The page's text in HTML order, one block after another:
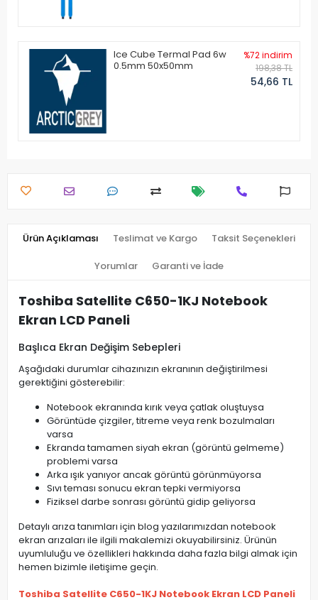
Ice Cube Termal Pad 6w
0.5mm 50x50mm
%72 indirim
198,38 TL
54,66 TL
Ürün Açıklaması Teslimat ve Kargo Taksit Seçenekleri
Yorumlar Garanti ve İade
Toshiba Satellite C650-1KJ Notebook
Ekran LCD Paneli
Başlıca Ekran Değişim Sebepleri
Aşağıdaki durumlar cihazınızın ekranının değiştirilmesi
gerektiğini gösterebilir:
Notebook ekranında kırık veya çatlak oluştuysa
Görüntüde çizgiler, titreme veya renk bozulmaları
varsa
Ekranda tamamen siyah ekran (görüntü gelmeme)
problemi varsa
Arka ışık yanıyor ancak görüntü görünmüyorsa
Sıvı teması sonucu ekran tepki vermiyorsa
Fiziksel darbe sonrası görüntü gidip geliyorsa
Detaylı arıza tanımları için blog yazılarımızdan notebook
ekran arızaları ile ilgili makalemizi okuyabilirsiniz. Ürünün
uyumluluğu ve özellikleri hakkında daha fazla bilgi almak için
hemen bizimle iletişime geçin.
Toshiba Satellite C650-1KJ Notebook Ekran LCD Paneli